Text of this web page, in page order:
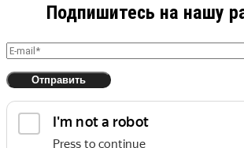
Подпишитесь на нашу